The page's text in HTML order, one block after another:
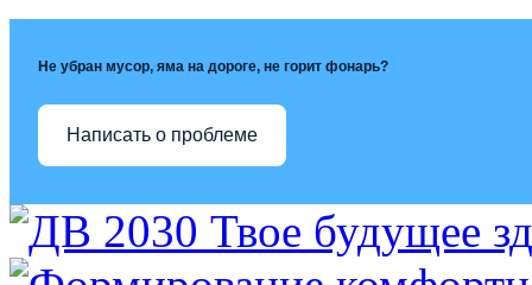
Не убран мусор, яма на дороге, не горит фонарь?
Написать о проблеме